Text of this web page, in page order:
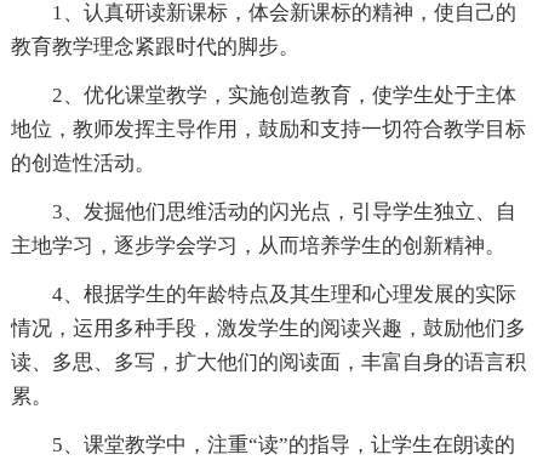
1、认真研读新课标，体会新课标的精神，使自己的
教育教学理念紧跟时代的脚步。
2、优化课堂教学，实施创造教育，使学生处于主体
地位，教师发挥主导作用，鼓励和支持一切符合教学目标
的创造性活动。
3、发掘他们思维活动的闪光点，引导学生独立、自
主地学习，逐步学会学习，从而培养学生的创新精神。
4、根据学生的年龄特点及其生理和心理发展的实际
情况，运用多种手段，激发学生的阅读兴趣，鼓励他们多
读、多思、多写，扩大他们的阅读面，丰富自身的语言积
累。
5、课堂教学中，注重“读”的指导，让学生在朗读的